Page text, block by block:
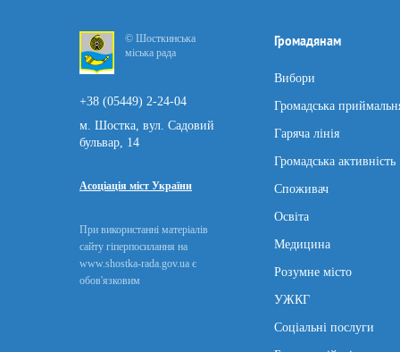
© Шосткинська
міська рада
+38 (05449) 2-24-04
м. Шостка, вул. Садовий
бульвар, 14
Асоціація міст України
При використанні матеріалів
сайту гіперпосилання на
www.shostka-rada.gov.ua є
обов'язковим
Громадянам
Вибори
Громадська
Гаряча лінія
Громадська активність
Споживач
Освіта
Медицина
Розумне місто
УЖКГ
Соціальні послуги